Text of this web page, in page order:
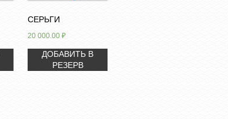
СЕРЬГИ
20 000.00 ₽
ДОБАВИТЬ В
РЕЗЕРВ